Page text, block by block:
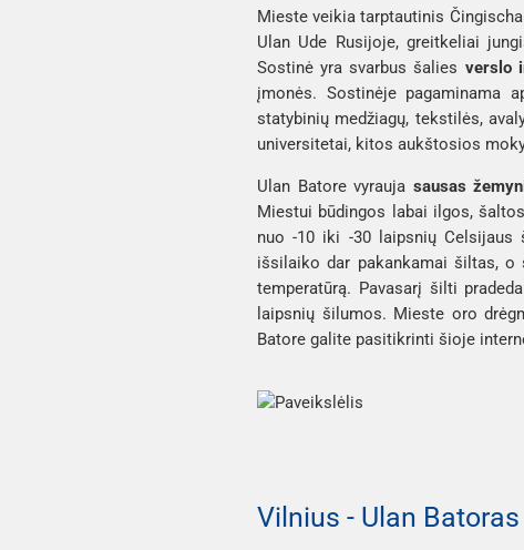
Mieste veikia tarptautinis
Ulan Ude Rusijoje, greitkeliai
Sostinė yra svarbus šalies verslo
įmonės. Sostinėje pagaminama
statybinių medžiagų, tekstilės,
universitetai, kitos aukštosios
Ulan Batore vyrauja sausas
Miestui būdingos labai ilgos,
nuo -10 iki -30 laipsnių Celsijaus
išsilaiko dar pakankamai šiltas,
temperatūrą. Pavasarį šilti
laipsnių šilumos. Mieste oro
Batore galite pasitikrinti šioje
Vilnius - Ulan Batoras